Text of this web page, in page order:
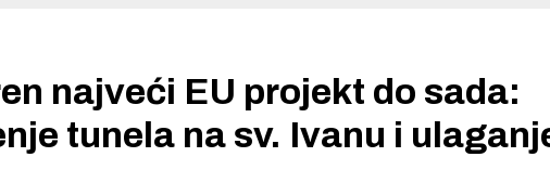
najveći EU projekt do sada:
tunela na sv. Ivanu i